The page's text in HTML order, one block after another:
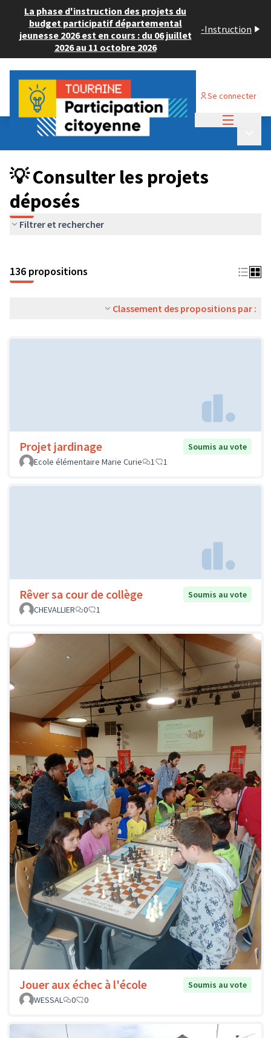
La phase d'instruction des projets du
budget participatif départemental
jeunesse 2026 est en cours : du 06 juillet
2026 au 11 octobre 2026
-Instruction
Se connecter
Budget Participatif JEUNESSE 2024
💡 Consulter les projets déposés
💡 Consulter les projets
déposés
Filtrer et rechercher
136 propositions
Classement des propositions par :
Projet jardinage
Soumis au vote
Ecole élémentaire Marie Curie
1 1
Rêver sa cour de collège
Soumis au vote
CHEVALLIER
0 1
Jouer aux échec à l'école
Soumis au vote
WESSAL
0 0